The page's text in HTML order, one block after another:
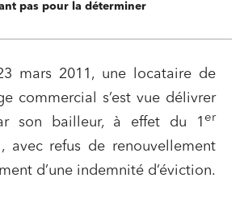
pas pour la déterminer
mars 2011, une locataire de
commercial s’est vue délivrer
son bailleur, à effet du 1 er
avec refus de renouvellement
d’une indemnité d’éviction.